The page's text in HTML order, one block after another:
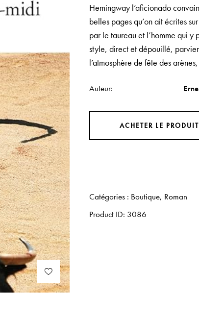
Hemingway l’aficionado
belles pages qu’on ait écrites
par le taureau et l’homme qui y
style, direct et dépouillé,
l’atmosphère de fête des
Auteur
ACHETER LE PRODUIT
Catégories : Boutique, Roman
Product ID: 3086